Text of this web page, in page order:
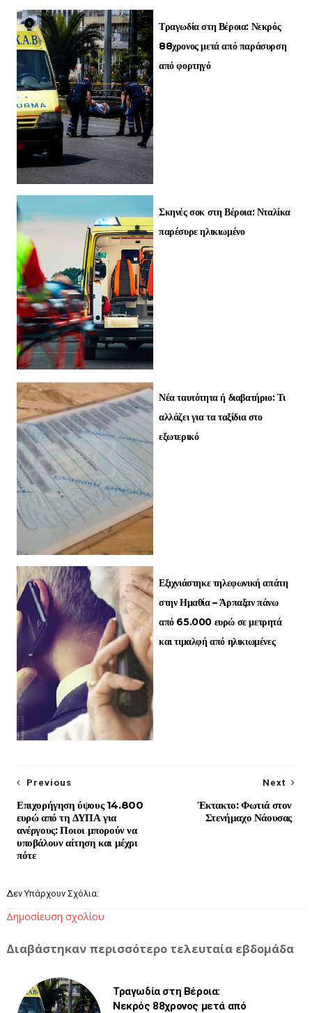
Τραγωδία στη Βέροια: Νεκρός
88χρονος μετά από παράσυρση
από φορτηγό
Σκηνές σοκ στη Βέροια: Νταλίκα
παρέσυρε ηλικιωμένο
Νέα ταυτότητα ή διαβατήριο: Τι
αλλάζει για τα ταξίδια στο
εξωτερικό
Εξιχνιάστηκε τηλεφωνική απάτη
στην Ημαθία – Άρπαξαν πάνω
από 65.000 ευρώ σε μετρητά
και τιμαλφή από ηλικιωμένες
Next
Έκτακτο: Φωτιά στον
Στενήμαχο Νάουσας
Previous
Επιχορήγηση ύψους 14.800
ευρώ από τη ΔΥΠΑ για
ανέργους: Ποιοι μπορούν να
υποβάλουν αίτηση και μέχρι
πότε
Δεν Υπάρχουν Σχόλια:
Δημοσίευση σχολίου
Διαβάστηκαν περισσότερο τελευταία εβδομάδα
Τραγωδία στη Βέροια:
Νεκρός 88χρονος μετά από